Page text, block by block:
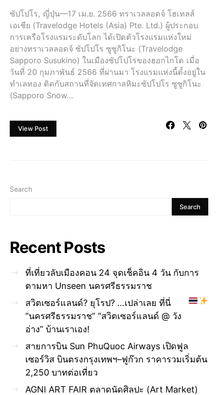
ซัปโปโร, ญี่ปุ่น—17 เม.ย. 2566 ทราเวลลอดจ์ โฮเทลส์
เอเชีย (Travelodge Hotels (Asia) Pte. Ltd.) ผู้ประกอบ
การเครือโรงแรมระดับโลก ได้เปิดตัวโรงแรมแห่งใหม่
อย่างทราเวลลอดจ์ ซัปโปโร ซูซูกิโนะ (Travelodge
Sapporo Susukino) ในเมืองซัปโปโรของฮอกไกโด เมื่อ
วันที่ 20 กุมภาพันธ์ 2566 ที่ผ่านมา โรงแรมแห่งนี้ตั้งอยู่ใน
ทำเลทอง ติดกับสถานที่จัดเทศกาลหิมะซัปโปโร ซูซูกิโนะ
(Sapporo Snow…
View Post
Search
Search
Recent Posts
ที่เที่ยวลับเมืองคอน 24 จุดเช็คอิน 4 วัน กับการ
ตามหา Unseen นครศรีธรรมราช
สวิตเซอร์แลนด์? ยุโรป? …เปล่าเลย ที่นี่
“นครศรีธรรมราช” “สวิตเซอร์แลนด์ @ วัง
อ่าง” บ้านเราเอง!
สายการบิน Sun PhuQuoc Airways เปิดฟูล
เซอร์วิส บินตรงกรุงเทพฯ–ฟูก๊วก ราคารวมเริ่มต้น
2,250 บาทต่อเที่ยว
AGNI ART FAIR ตลาดนัดศิลปะ (Art Market)